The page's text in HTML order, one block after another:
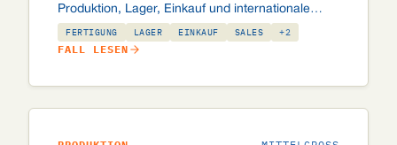
Produktion, Lager, Einkauf und internationale
Zusammenarbeit in einer Datenbank zusammen,
sodass jede Serie und jedes Teil rückverfolgbar
FERTIGUNG LAGER EINKAUF SALES +2
FALL LESEN